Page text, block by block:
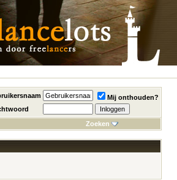
Mij onthouden?
Zoeken